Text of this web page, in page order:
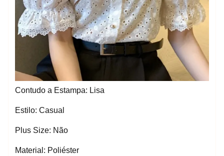
Contudo a Estampa: Lisa
Estilo: Casual
Plus Size: Não
Material: Poliéster